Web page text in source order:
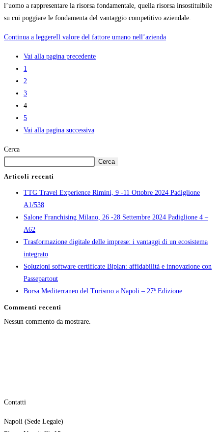
l’uomo a rappresentare la risorsa fondamentale, quella risorsa insostituibile
su cui poggiare le fondamenta del vantaggio competitivo aziendale.
Continua a leggereIl valore del fattore umano nell’azienda
Vai alla pagina precedente
1
2
3
4
5
Vai alla pagina successiva
Cerca
Cerca
Articoli recenti
TTG Travel Experience Rimini, 9 -11 Ottobre 2024 Padiglione
A1/538
Salone Franchising Milano, 26 -28 Settembre 2024 Padiglione 4 –
A62
Trasformazione digitale delle imprese: i vantaggi di un ecosistema
integrato
Soluzioni software certificate Biplan: affidabilità e innovazione con
Passepartout
Borsa Mediterraneo del Turismo a Napoli – 27ª Edizione
Commenti recenti
Nessun commento da mostrare.
Contatti
Napoli (Sede Legale)